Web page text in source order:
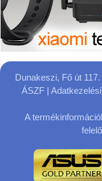
Dunakeszi, Fő út 117.
ÁSZF |
A